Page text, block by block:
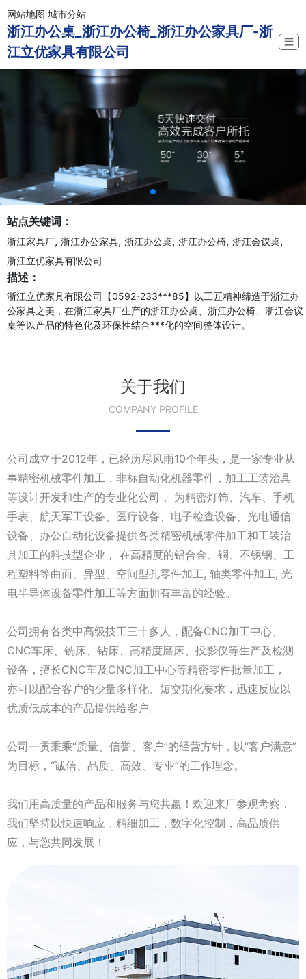
网站地图 城市分站
浙江办公桌_浙江办公椅_浙江办公家具厂-浙
江立优家具有限公司
☰
站点关键词：
浙江家具厂, 浙江办公家具, 浙江办公桌, 浙江办公椅, 浙江会议桌,
浙江立优家具有限公司
描述：
浙江立优家具有限公司【0592-233***85】以工匠精神缔造于浙江办
公家具之美，在浙江家具厂生产的浙江办公桌、浙江办公椅、浙江会议
桌等以产品的特色化及环保性结合***化的空间整体设计。
关于我们
COMPANY PROFILE
公司成立于2012年，已经历尽风雨10个年头，是一家专业从
事精密机械零件加工，非标自动化机器零件，加工工装治具
等设计开发和生产的专业化公司， 为精密灯饰、汽车、手机
手表、航天军工设备、医疗设备、电子检查设备、光电通信
设备、办公自动化设备提供各类精密机械零件加工和工装治
具加工的科技型企业， 在高精度的铝合金、铜、不锈钢、工
程塑料等曲面、异型、空间型孔零件加工, 轴类零件加工, 光
电半导体设备零件加工等方面拥有丰富的经验。
公司拥有各类中高级技工三十多人，配备CNC加工中心、
CNC车床、铣床、钻床、高精度磨床、投影仪等生产及检测
设备，擅长CNC车及CNC加工中心等精密零件批量加工，
亦可以配合客户的少量多样化、短交期化要求，迅速反应以
优质低成本的产品提供给客户。
公司一贯秉乘“质量、信誉、客户”的经营方针，以“客户满意”
为目标，“诚信、品质、高效、专业”的工作理念。
我们用高质量的产品和服务与您共赢！欢迎来厂参观考察，
我们坚持以快速响应，精细加工，数字化控制，高品质供
应，与您共同发展！